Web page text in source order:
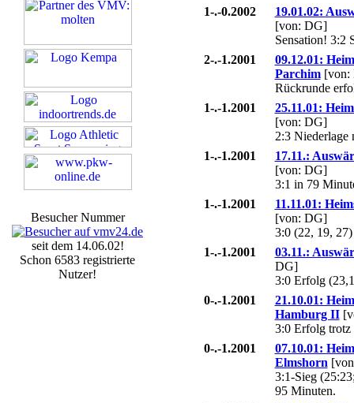
Besucher Nummer
seit dem 14.06.02!
Schon 6583 registrierte
Nutzer!
1-.-0.2002
19.01.02:
[von: DG]
Sensation! 3:2
2-.-1.2001
09.12.01:
Parchim[von:
Rückrunde
1-.-1.2001
25.11.01:
[von: DG]
2:3 Niederlage
1-.-1.2001
17.11.:
[von: DG]
3:1 in 79
1-.-1.2001
11.11.01:
[von: DG]
3:0 (22, 19,
1-.-1.2001
03.11.:
DG]
3:0 Erfolg
0-.-1.2001
21.10.01:
Hamburg II
3:0 Erfolg trotz
0-.-1.2001
07.10.01:
Elmshorn
3:1-Sieg
95 Minuten.